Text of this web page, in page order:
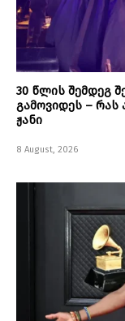
30 წლის შემდეგ
გამოვიდეს –
ჟანი
8 August, 2026